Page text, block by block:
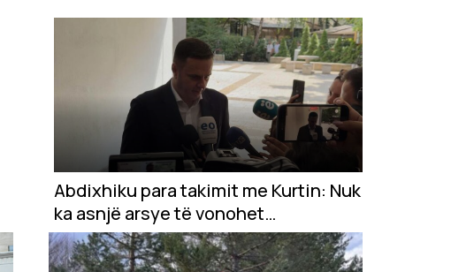
Abdixhiku para takimit me Kurtin: Nuk
ka asnjë arsye të vonohet
konstituimi i Kuvendit